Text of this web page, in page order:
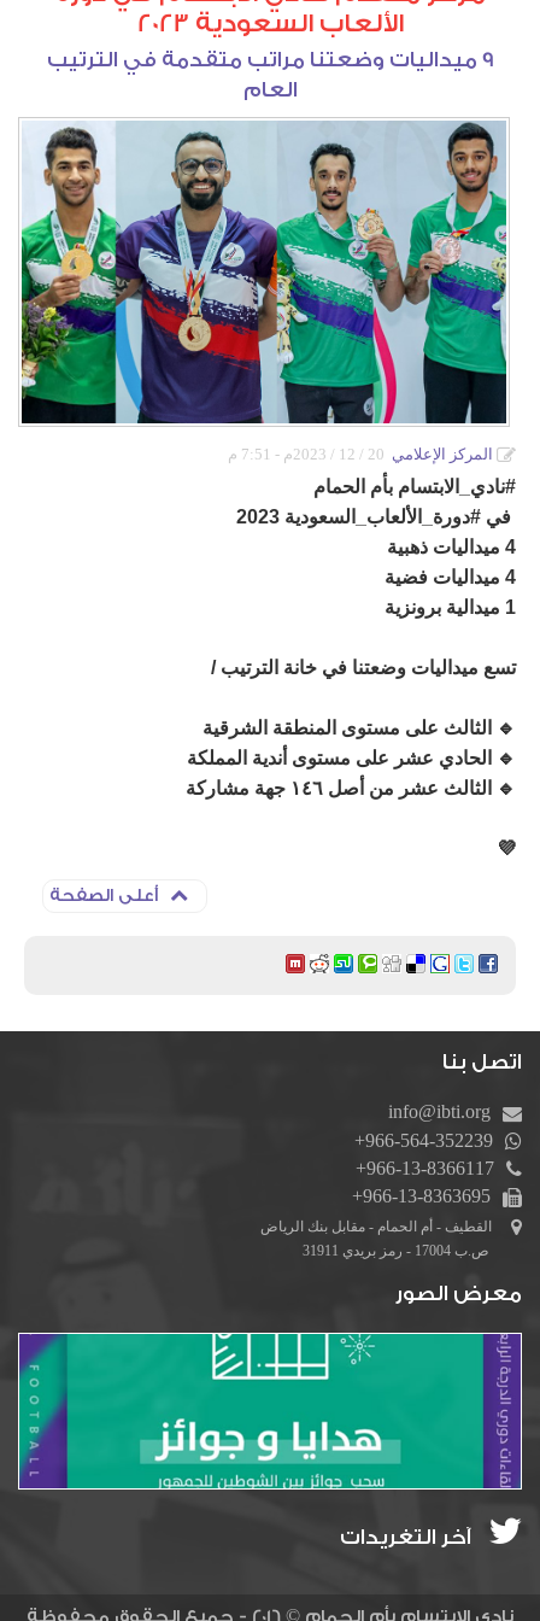
دورات كروية
دورة الصواري
بطولة أم الحمام المفتوحة للتنس
دورة أشبال التحدي
دورات كشافة الولاية
دورة كرة القدم الرمضانية الاولى لدرجة البراعم
الألعاب السعودية 2023
9 ميداليات وضعتنا مراتب متقدمة في الترتيب
العام
المركز الإعلامي 20 / 12 / 2023م - 7:51 م
‫#نادي_الابتسام بأم الحمام
‬ في ‫#دورة_الألعاب_السعودية‬ 2023
4 ميداليات ذهبية
4 ميداليات فضية
1 ميدالية برونزية
تسع ميداليات وضعتنا في خانة الترتيب /
🔹 الثالث على مستوى المنطقة الشرقية
🔹 الحادي عشر على مستوى أندية المملكة
🔹 الثالث عشر من أصل ١٤٦ جهة مشاركة
💜
أعلى الصفحة
اتصل بنا
info@ibti.org
+966-564-352239
+966-13-8366117
+966-13-8363695
القطيف - أم الحمام - مقابل بنك الرياض
ص.ب 17004 - رمز بريدي 31911
معرض الصور
آخر التغريدات
نادي الابتسام بأم الحمام © 2016 - جميع الحقوق محفوظة